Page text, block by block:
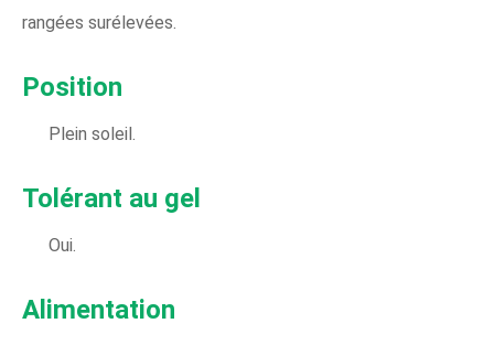
rangées surélevées.
Position
Plein soleil.
Tolérant au gel
Oui.
Alimentation